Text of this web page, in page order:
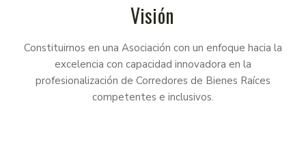
Visión
Constituirnos en una Asociación con un enfoque hacia la
excelencia con capacidad innovadora en la
profesionalización de Corredores de Bienes Raíces
competentes e inclusivos.